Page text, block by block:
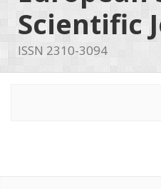
Scientific
ISSN 2310-3094